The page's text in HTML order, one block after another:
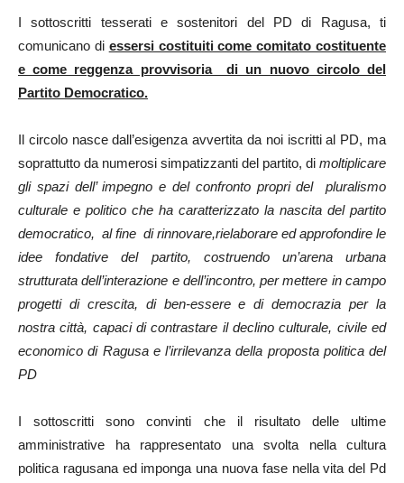
I sottoscritti tesserati e sostenitori del PD di Ragusa, ti
comunicano di essersi costituiti come comitato costituente
e come reggenza provvisoria di un nuovo circolo del
Partito Democratico.
Il circolo nasce dall’esigenza avvertita da noi iscritti al PD, ma
soprattutto da numerosi simpatizzanti del partito, di moltiplicare
gli spazi dell’ impegno e del confronto propri del pluralismo
culturale e politico che ha caratterizzato la nascita del partito
democratico, al fine di rinnovare,rielaborare ed approfondire le
idee fondative del partito, costruendo un’arena urbana
strutturata dell’interazione e dell’incontro, per mettere in campo
progetti di crescita, di ben-essere e di democrazia per la
nostra città, capaci di contrastare il declino culturale, civile ed
economico di Ragusa e l’irrilevanza della proposta politica del
PD
I sottoscritti sono convinti che il risultato delle ultime
amministrative ha rappresentato una svolta nella cultura
politica ragusana ed imponga una nuova fase nella vita del Pd